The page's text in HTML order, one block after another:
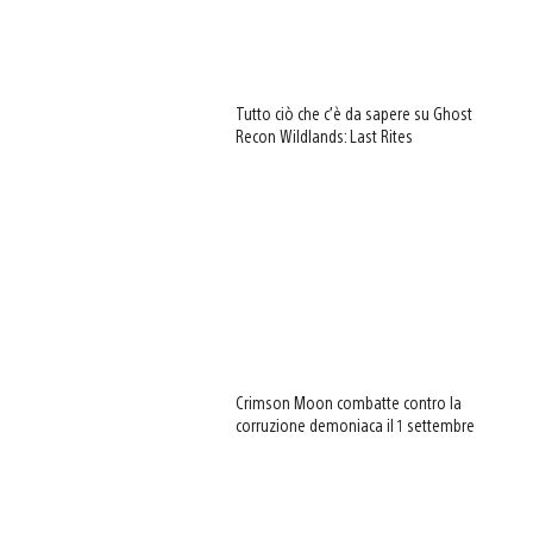
Tutto ciò che c’è da sapere su Ghost
Recon Wildlands: Last Rites
Crimson Moon combatte contro la
corruzione demoniaca il 1 settembre